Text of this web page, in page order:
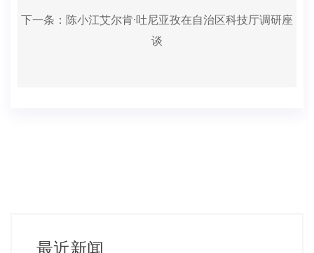
下一条： 陈小江艾尔肯·吐尼亚孜在自治区科技厅调研座
谈
最近新闻